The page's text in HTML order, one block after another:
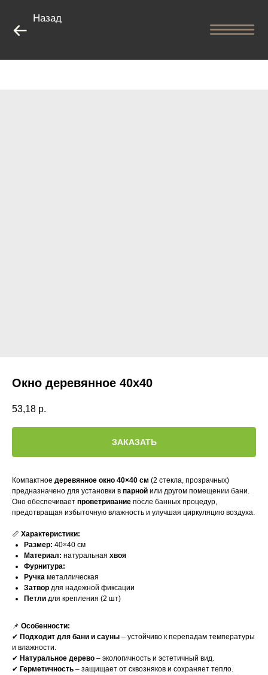
Назад
Окно деревянное 40х40
53,18 р.
ЗАКАЗАТЬ
Компактное деревянное окно 40×40 см (2 стекла, прозрачных)
предназначено для установки в парной или другом помещении бани.
Оно обеспечивает проветривание после банных процедур,
предотвращая избыточную влажность и улучшая циркуляцию воздуха.
📏 Характеристики:
Размер: 40×40 см
Материал: натуральная хвоя
Фурнитура:
Ручка металлическая
Затвор для надежной фиксации
Петли для крепления (2 шт)
📌 Особенности:
✔ Подходит для бани и сауны – устойчиво к перепадам температуры
и влажности.
✔ Натуральное дерево – экологичность и эстетичный вид.
✔ Герметичность – защищает от сквозняков и сохраняет тепло.